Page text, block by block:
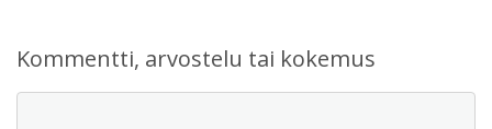
Kommentti, arvostelu tai kokemus